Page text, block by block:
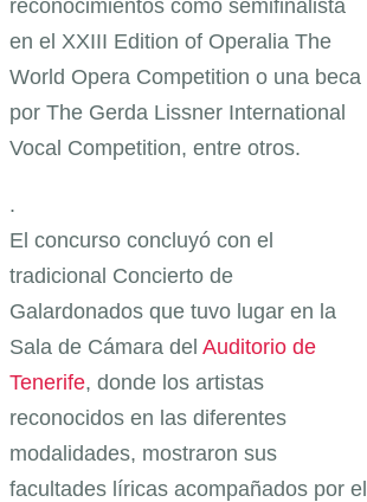
reconocimientos como semifinalista
en el XXIII Edition of Operalia The
World Opera Competition o una beca
por The Gerda Lissner International
Vocal Competition, entre otros.
.
El concurso concluyó con el
tradicional Concierto de
Galardonados que tuvo lugar en la
Sala de Cámara del Auditorio de
Tenerife, donde los artistas
reconocidos en las diferentes
modalidades, mostraron sus
facultades líricas acompañados por el